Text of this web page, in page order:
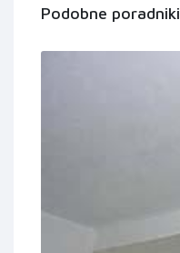
Podobne poradniki